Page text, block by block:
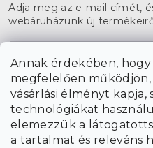
Annak érdekében,
megfelelően
vásárlási élményt kapja,
technológiákat
elemezzük a
a tartalmat és releváns
Adja meg az e-mail címét,
webáruházunk új
A hírlevelekre való
adatok feldolgozásával.
FELIRATKOZÁS